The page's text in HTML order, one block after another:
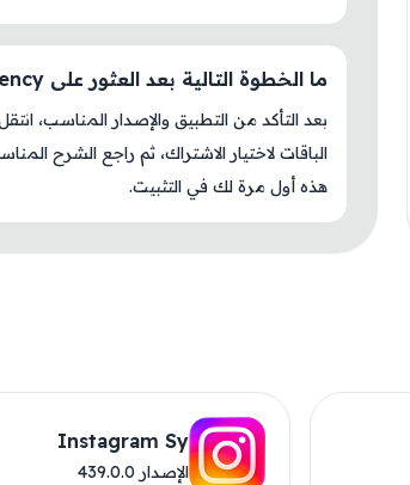
ما الخطوة التالية بعد العثور على iCurrency؟
بعد التأكد من التطبيق والإصدار المناسب،
الباقات لاختيار الاشتراك، ثم راجع الشرح
هذه أول مرة لك في التثبيت.
Instagram Sy
الإصدار 439.0.0